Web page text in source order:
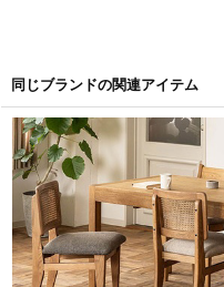
同じブランドの関連アイテム